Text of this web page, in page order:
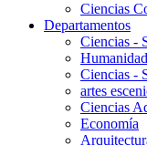
Ciencias
Departamentos
Ciencias -
Ciencias -
artes
Ciencias
Economía